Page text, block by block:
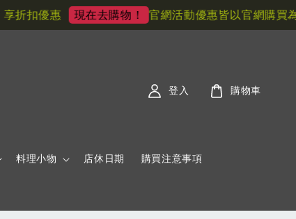
扣優惠 現在去購物！ 官網活動優惠皆以官網購買為
料理小物 店休日期 購買注意事項
登入 購物車